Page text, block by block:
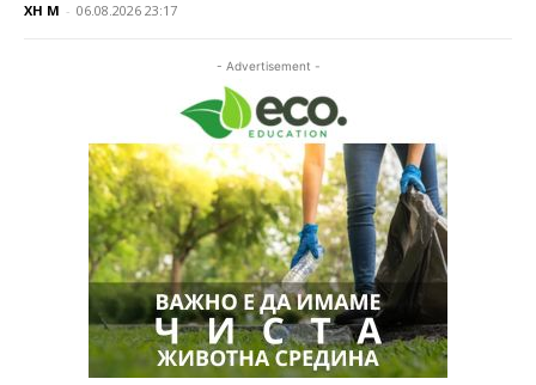
XH M - 06.08.2026 23:17
- Advertisement -